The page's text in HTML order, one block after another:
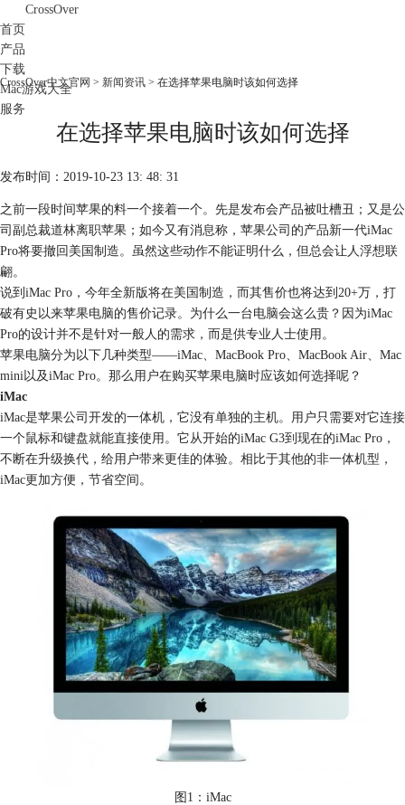
CrossOver
首页
产品
下载
Mac游戏大全
服务
CrossOver中文官网 > 新闻资讯 > 在选择苹果电脑时该如何选择
在选择苹果电脑时该如何选择
发布时间：2019-10-23 13: 48: 31
之前一段时间苹果的料一个接着一个。先是发布会产品被吐槽丑；又是公
司副总裁道林离职苹果；如今又有消息称，苹果公司的产品新一代iMac
Pro将要撤回美国制造。虽然这些动作不能证明什么，但总会让人浮想联
翩。
说到iMac Pro，今年全新版将在美国制造，而其售价也将达到20+万，打
破有史以来苹果电脑的售价记录。为什么一台电脑会这么贵？因为iMac
Pro的设计并不是针对一般人的需求，而是供专业人士使用。
苹果电脑分为以下几种类型——iMac、MacBook Pro、MacBook Air、Mac
mini以及iMac Pro。那么用户在购买苹果电脑时应该如何选择呢？
iMac
iMac是苹果公司开发的一体机，它没有单独的主机。用户只需要对它连接
一个鼠标和键盘就能直接使用。它从开始的iMac G3到现在的iMac Pro，
不断在升级换代，给用户带来更佳的体验。相比于其他的非一体机型，
iMac更加方便，节省空间。
图1：iMac